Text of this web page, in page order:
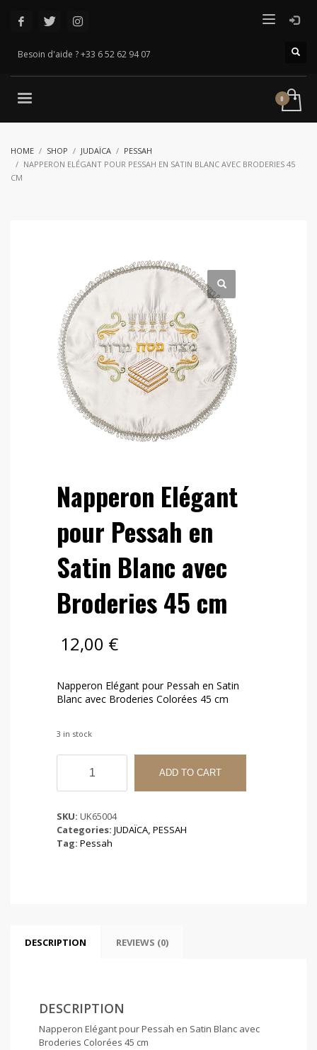
Besoin d'aide ? +33 6 52 62 94 07
HOME SHOP JUDAÏCA
PESSAH
NAPPERON ELÉGANT POUR PESSAH EN SATIN BLANC AVEC BRODERIES 45
CM
Napperon Elégant
pour Pessah en
Satin Blanc avec
Broderies 45 cm
12,00 €
Napperon Elégant pour Pessah en Satin
Blanc avec Broderies Colorées 45 cm
3 in stock
Napperon
Elégant
pour
en
Satin
Blanc
ADD TO CART
SKU: UK65004
Categories: JUDAÏCA, PESSAH
Tag: Pessah
DESCRIPTION REVIEWS (0)
DESCRIPTION
Napperon Elégant pour Pessah en Satin Blanc avec
Broderies Colorées 45 cm